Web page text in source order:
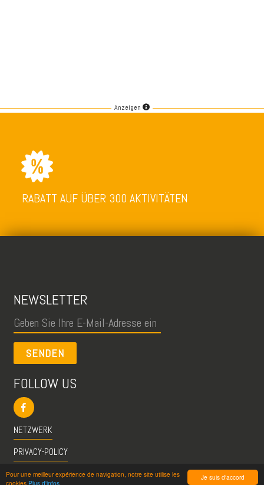
Je suis d'accord
Pour une meilleur expérience de navigation, notre site utilise les
cookies Plus d'infos
Anzeigen
RABATT AUF ÜBER 300 AKTIVITÄTEN
NEWSLETTER
SENDEN
FOLLOW US
NETZWERK
PRIVACY-POLICY
CGU